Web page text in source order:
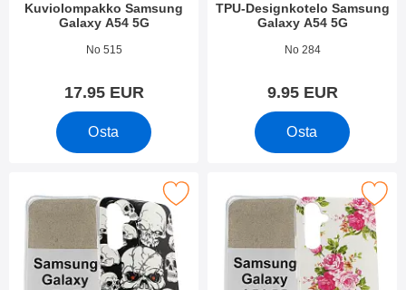
Kuviolompakko Samsung
Galaxy A54 5G
Tuote.nro 48314
No 515
17.95 EUR
Osta
TPU-Designkotelo Samsung
Galaxy A54 5G
Tuote.nro 47971
No 284
9.95 EUR
Osta
tPU-Designkotelo Samsung Galaxy A54 5G suosikiksi
Merkitse tPU-Designkotelo